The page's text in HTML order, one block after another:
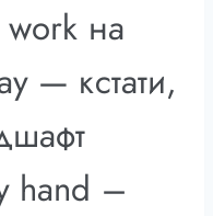
work на
— кстати,
hand –